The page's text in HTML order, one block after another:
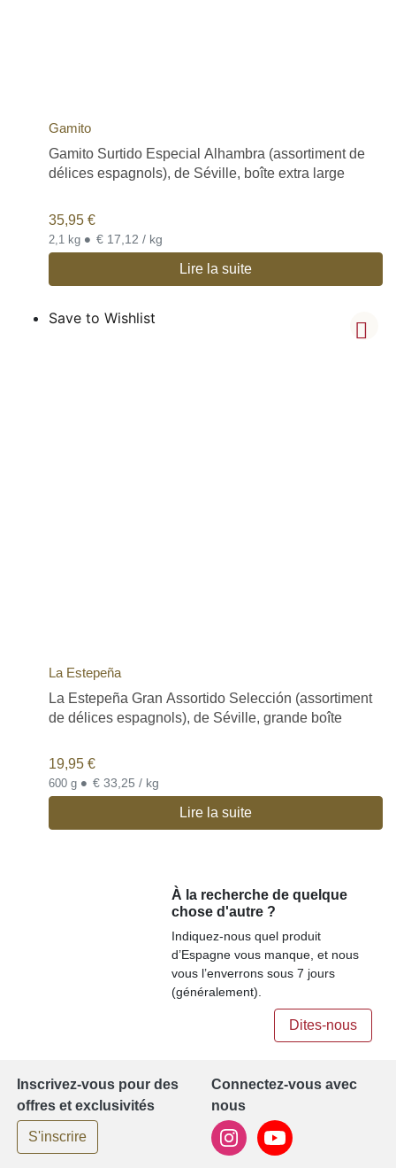
Gamito
Gamito Surtido Especial Alhambra (assortiment de
délices espagnols), de Séville, boîte extra large
35,95 €
2,1 kg • € 17,12 / kg
Lire la suite
Save to Wishlist
La Estepeña
La Estepeña Gran Assortido Selección (assortiment
de délices espagnols), de Séville, grande boîte
19,95 €
600 g • € 33,25 / kg
Lire la suite
À la recherche de quelque
chose d'autre ?
Indiquez-nous quel produit
d’Espagne vous manque, et nous
vous l’enverrons sous 7 jours
(généralement).
Dites-nous
Inscrivez-vous pour des
offres et exclusivités
S'inscrire
Connectez-vous avec
nous